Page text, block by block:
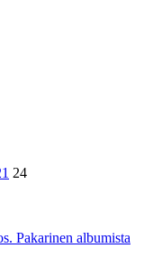
24
Pakarinen albumista